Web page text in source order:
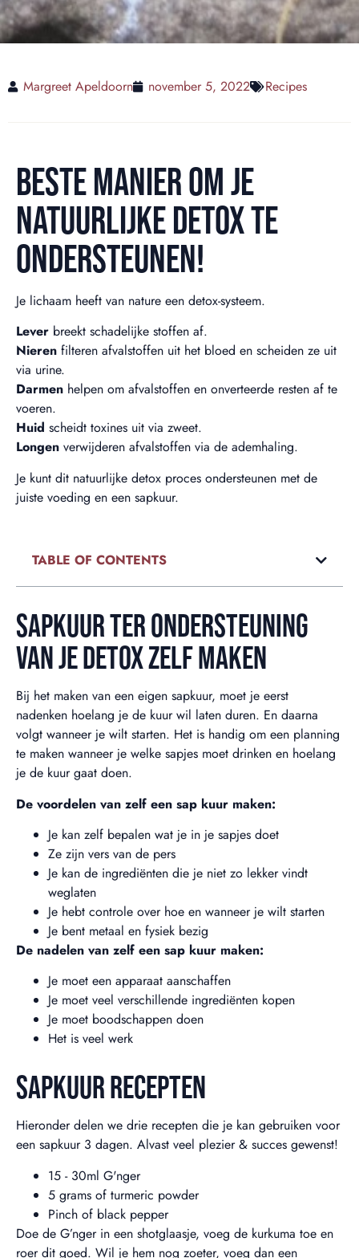
Margreet Apeldoorn november 5, 2022 Recipes
BESTE MANIER OM JE
NATUURLIJKE DETOX TE
ONDERSTEUNEN!
Je lichaam heeft van nature een detox-systeem.
Lever breekt schadelijke stoffen af.
Nieren filteren afvalstoffen uit het bloed en scheiden ze uit
via urine.
Darmen helpen om afvalstoffen en onverteerde resten af te
voeren.
Huid scheidt toxines uit via zweet.
Longen verwijderen afvalstoffen via de ademhaling.
Je kunt dit natuurlijke detox proces ondersteunen met de
juiste voeding en een sapkuur.
TABLE OF CONTENTS
SAPKUUR TER ONDERSTEUNING
VAN JE DETOX ZELF MAKEN
Bij het maken van een eigen sapkuur, moet je eerst
nadenken hoelang je de kuur wil laten duren. En daarna
volgt wanneer je wilt starten. Het is handig om een planning
te maken wanneer je welke sapjes moet drinken en hoelang
je de kuur gaat doen.
De voordelen van zelf een sap kuur maken:
Je kan zelf bepalen wat je in je sapjes doet
Ze zijn vers van de pers
Je kan de ingrediënten die je niet zo lekker vindt
weglaten
Je hebt controle over hoe en wanneer je wilt starten
Je bent metaal en fysiek bezig
De nadelen van zelf een sap kuur maken:
Je moet een apparaat aanschaffen
Je moet veel verschillende ingrediënten kopen
Je moet boodschappen doen
Het is veel werk
SAPKUUR RECEPTEN
Hieronder delen we drie recepten die je kan gebruiken voor
een sapkuur 3 dagen. Alvast veel plezier & succes gewenst!
15 - 30ml G'nger
5 grams of turmeric powder
Pinch of black pepper
Doe de G’nger in een shotglaasje, voeg de kurkuma toe en
roer dit goed. Wil je hem nog zoeter, voeg dan een